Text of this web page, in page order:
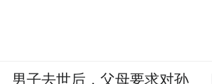
男子去世后，父母要求对孙